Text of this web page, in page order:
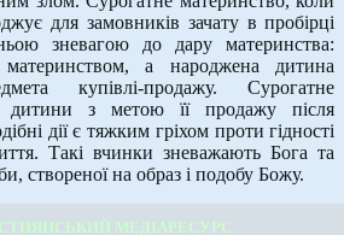
для замовників зачату в пробірці
зневагою до дару материнства:
а народжена дитина
купівлі-продажу. Сурогатне
дитини з метою її продажу після
дії є тяжким гріхом проти гідності
Такі вчинки зневажають Бога та
створеної на образ і подобу Божу.
МЕДІАРЕСУРС